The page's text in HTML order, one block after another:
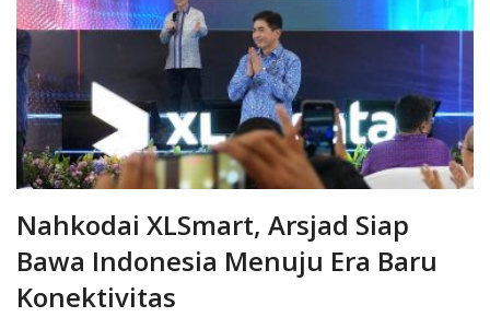
Nahkodai XLSmart, Arsjad Siap
Bawa Indonesia Menuju Era Baru
Konektivitas